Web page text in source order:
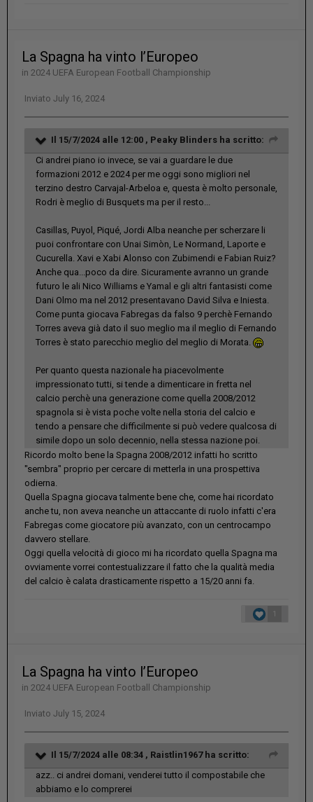
La Spagna ha vinto l’Europeo
in 2024 UEFA European Football Championship
Inviato July 16, 2024
Il 15/7/2024 alle 12:00 , Peaky Blinders ha scritto:
Ci andrei piano io invece, se vai a guardare le due
formazioni 2012 e 2024 per me oggi sono migliori nel
terzino destro Carvajal-Arbeloa e, questa è molto personale,
Rodri è meglio di Busquets ma per il resto...
Casillas, Puyol, Piqué, Jordi Alba neanche per scherzare li
puoi confrontare con Unai Simòn, Le Normand, Laporte e
Cucurella. Xavi e Xabi Alonso con Zubimendi e Fabian Ruiz?
Anche qua...poco da dire. Sicuramente avranno un grande
futuro le ali Nico Williams e Yamal e gli altri fantasisti come
Dani Olmo ma nel 2012 presentavano David Silva e Iniesta.
Come punta giocava Fabregas da falso 9 perchè Fernando
Torres aveva già dato il suo meglio ma il meglio di Fernando
Torres è stato parecchio meglio del meglio di Morata.
Per quanto questa nazionale ha piacevolmente
impressionato tutti, si tende a dimenticare in fretta nel
calcio perchè una generazione come quella 2008/2012
spagnola si è vista poche volte nella storia del calcio e
tendo a pensare che difficilmente si può vedere qualcosa di
simile dopo un solo decennio, nella stessa nazione poi.
Ricordo molto bene la Spagna 2008/2012 infatti ho scritto
"sembra" proprio per cercare di metterla in una prospettiva
odierna.
Quella Spagna giocava talmente bene che, come hai ricordato
anche tu, non aveva neanche un attaccante di ruolo infatti c'era
Fabregas come giocatore più avanzato, con un centrocampo
davvero stellare.
Oggi quella velocità di gioco mi ha ricordato quella Spagna ma
ovviamente vorrei contestualizzare il fatto che la qualità media
del calcio è calata drasticamente rispetto a 15/20 anni fa.
1
La Spagna ha vinto l’Europeo
in 2024 UEFA European Football Championship
Inviato July 15, 2024
Il 15/7/2024 alle 08:34 , Raistlin1967ha scritto:
azz.. ci andrei domani, venderei tutto il compostabile che
abbiamo e lo comprerei